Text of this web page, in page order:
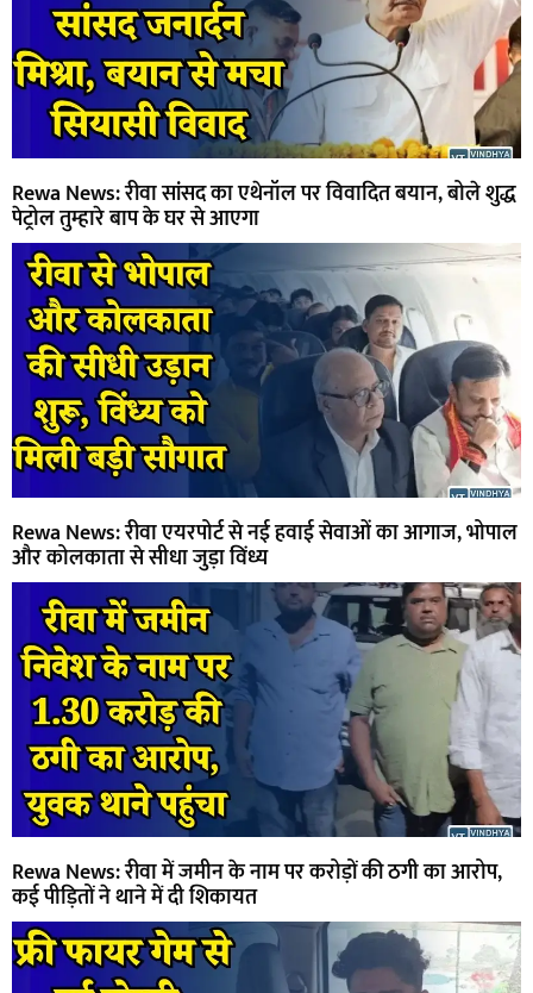
Rewa News: रीवा सांसद का एथेनॉल पर विवादित बयान, बोले शुद्ध
पेट्रोल तुम्हारे बाप के घर से आएगा
Rewa News: रीवा एयरपोर्ट से नई हवाई सेवाओं का आगाज, भोपाल
और कोलकाता से सीधा जुड़ा विंध्य
Rewa News: रीवा में जमीन के नाम पर करोड़ों की ठगी का आरोप,
कई पीड़ितों ने थाने में दी शिकायत